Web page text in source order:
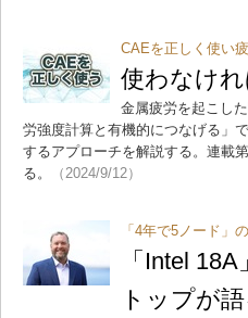
CAEを正しく使い
使わなけ
金属疲労を起こし
労強度計算と有機的につなげる」
するアプローチを解説する。連載
る。
（2024/9/12）
「4年で5ノード」
「Intel
トップが語